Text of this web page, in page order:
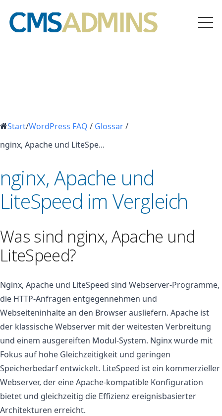
Start/WordPress FAQ / Glossar/
nginx, Apache und LiteSpe...
nginx, Apache und
LiteSpeed im Vergleich
Was sind nginx, Apache und
LiteSpeed?
Nginx, Apache und LiteSpeed sind Webserver-Programme,
die HTTP-Anfragen entgegennehmen und
Webseiteninhalte an den Browser ausliefern. Apache ist
der klassische Webserver mit der weitesten Verbreitung
und einem ausgereiften Modul-System. Nginx wurde mit
Fokus auf hohe Gleichzeitigkeit und geringen
Speicherbedarf entwickelt. LiteSpeed ist ein kommerzieller
Webserver, der eine Apache-kompatible Konfiguration
bietet und gleichzeitig die Effizienz ereignisbasierter
Architekturen erreicht.